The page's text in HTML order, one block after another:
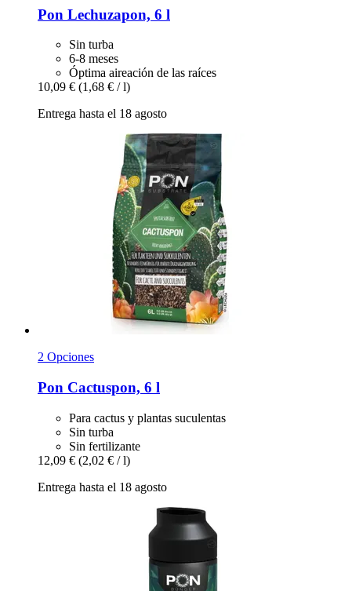
Pon Lechuzapon, 6 l
Sin turba
6-8 meses
Óptima aireación de las raíces
10,09 € (1,68 € / l)
Entrega hasta el 18 agosto
2 Opciones
Pon Cactuspon, 6 l
Para cactus y plantas suculentas
Sin turba
Sin fertilizante
12,09 € (2,02 € / l)
Entrega hasta el 18 agosto